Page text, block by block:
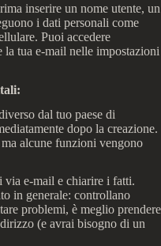
inserire un nome utente, un
i dati personali come
Puoi accedere
tua e-mail nelle impostazioni
dal tuo paese di
dopo la creazione.
alcune funzioni vengono
e-mail e chiarire i fatti.
in generale: controllano
problemi, è meglio prendere
(e avrai bisogno di un